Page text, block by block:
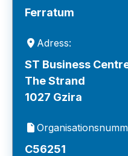
Ferratum
Adress:
ST Business
The Strand
1027 Gzira
C56251